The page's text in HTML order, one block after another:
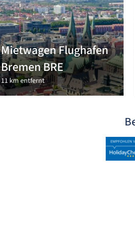
Mietwagen Flughafen
Bremen BRE
11 km entfernt